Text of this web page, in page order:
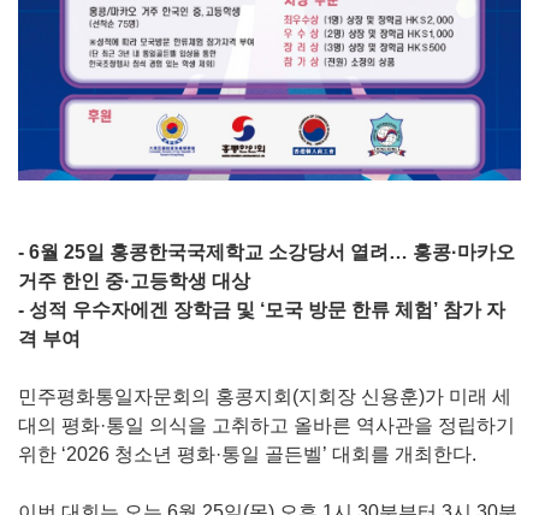
- 6월 25일 홍콩한국국제학교 소강당서 열려… 홍콩·마카오
거주 한인 중·고등학생 대상
- 성적 우수자에겐 장학금 및 ‘모국 방문 한류 체험’ 참가 자
격 부여
민주평화통일자문회의 홍콩지회(지회장 신용훈)가 미래 세
대의 평화·통일 의식을 고취하고 올바른 역사관을 정립하기
위한 ‘2026 청소년 평화·통일 골든벨’ 대회를 개최한다.